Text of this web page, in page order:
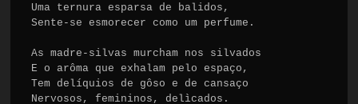
Uma ternura esparsa de balidos,
Sente-se esmorecer como um perfume.
As madre-silvas murcham nos silvados
E o arôma que exhalam pelo espaço,
Tem delíquios de gôso e de cansaço
Nervosos, femininos, delìcados.